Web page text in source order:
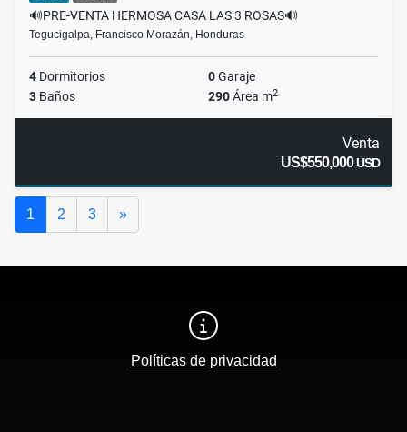
🔊PRE-VENTA HERMOSA CASA LAS 3 ROSAS🔊
Tegucigalpa, Francisco Morazán, Honduras
4 Dormitorios 0Garaje
3 Baños 290Área m2
Venta
US$550,000USD
1 2 3 »Siguiente
Políticas de privacidad